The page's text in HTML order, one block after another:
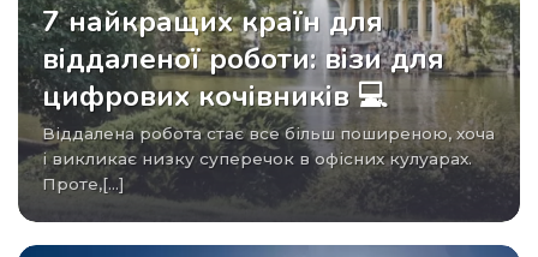
7 найкращих країн для
віддаленої роботи: візи для
цифрових кочівників 💻
Віддалена робота стає все більш поширеною, хоча
і викликає низку суперечок в офісних кулуарах.
Проте,[...]